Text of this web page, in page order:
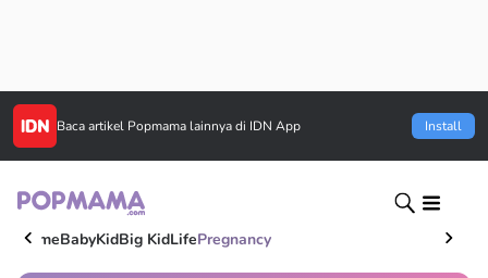
Baca artikel Popmama lainnya di IDN App Install
HomeBabyKidBig KidLifePregnancy